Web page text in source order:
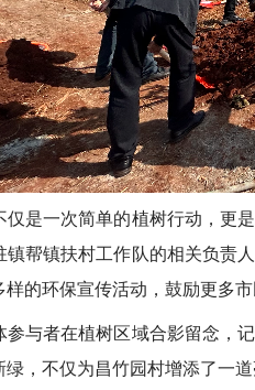
一次简单的植树行动，更是
镇帮镇扶村工作队的相关负责
的环保宣传活动，鼓励更多
者在植树区域合影留念，记
，不仅为昌竹园村增添了一